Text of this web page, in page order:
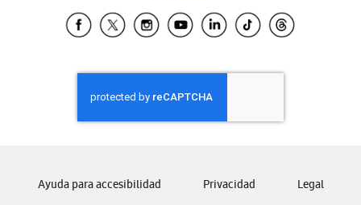
Samsung El Salvador
Samsung Honduras
Samsung Nicaragua
Samsung Panamá
Samsung Venezuela
Ayuda para accesibilidad Privacidad Legal